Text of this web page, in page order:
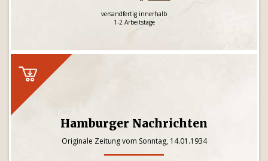
versandfertig innerhalb
1-2 Arbeitstage
Hamburger Nachrichten
Originale Zeitung vom Sonntag, 14.01.1934